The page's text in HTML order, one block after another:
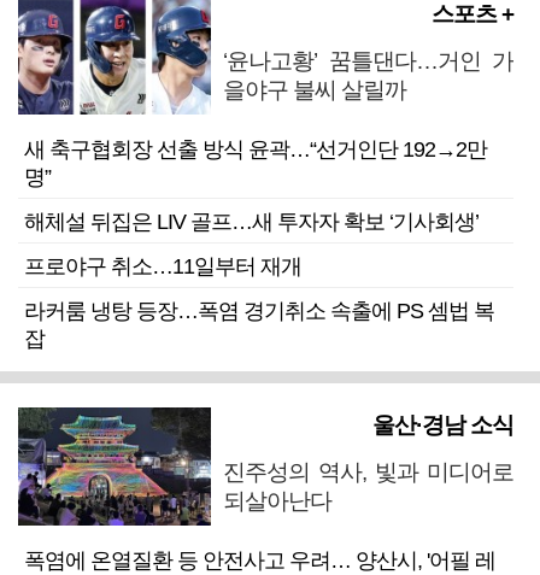
스포츠 +
‘윤나고황’ 꿈틀댄다…거인 가
을야구 불씨 살릴까
새 축구협회장 선출 방식 윤곽…“선거인단 192→2만
명”
해체설 뒤집은 LIV 골프…새 투자자 확보 ‘기사회생’
프로야구 취소…11일부터 재개
라커룸 냉탕 등장…폭염 경기취소 속출에 PS 셈법 복
잡
울산·경남 소식
진주성의 역사, 빛과 미디어로
되살아난다
폭염에 온열질환 등 안전사고 우려… 양산시, '어필 레